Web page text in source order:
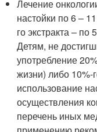
Лечение
настойки по 6 –
го экстракта – по
Детям, не
употребление
жизни) либо 10%-
использование
осуществления
перечень иных